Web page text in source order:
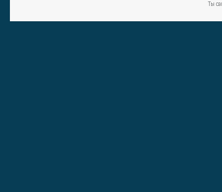
Ты